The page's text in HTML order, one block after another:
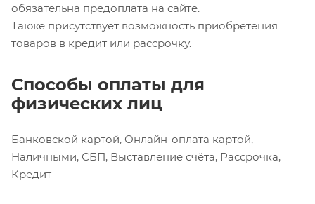
обязательна предоплата на сайте.
Также присутствует возможность приобретения
товаров в кредит или рассрочку.
Способы оплаты для
физических лиц
Банковской картой, Онлайн-оплата картой,
Наличными, СБП, Выставление счёта, Рассрочка,
Кредит